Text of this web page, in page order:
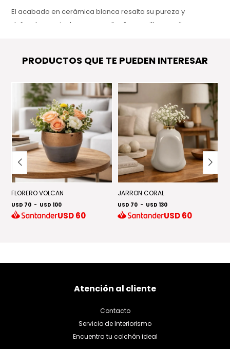
El acabado en cerámica blanca resalta su pureza y
delicadeza, mientras que su diseño sencillo permite que se
toque de elegancia atemporal a tu hogar.
PRODUCTOS QUE TE PUEDEN INTERESAR
FLORERO VOLCAN
USD 70 - USD 100
USD60
JARRON CORAL
USD 70 - USD 130
USD60
Atención al cliente
Contacto
Servicio de Interiorismo
Encuentra tu colchón ideal